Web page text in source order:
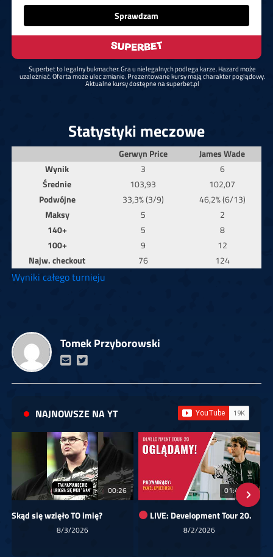
Sprawdzam
Superbet to legalny bukmacher. Gra u nielegalnych podlega karze. Hazard może
uzależniać. Oferta może ulec zmianie. Prezentowane kursy mają charakter poglądowy.
Aktualne kursy dostępne na superbet.pl
Statystyki meczowe
Gerwyn Price
James Wade
Wynik
3
6
Średnie
103,93
102,07
Podwójne
33,3% (3/9)
46,2% (6/13)
Maksy
5
2
140+
5
8
100+
9
12
Najw. checkout
76 124
Wyniki całego turnieju
Tomek Przyborowski
NAJNOWSZE NA YT
00:26
Skąd się wzięło TO imię?
8/3/2026
01:40:24
LIVE: Development Tour 20.
8/2/2026